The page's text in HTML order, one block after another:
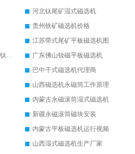
河北钛尾矿湿式磁选机
贵州铁矿磁选机价格
江苏带式尾矿平板磁选机图
山东那家卖平板磁选机选钛矿用
广东佛山钕磁平板磁选机
巴中干式磁选机代理商
山西磁选机永磁筒工作原理
内蒙古永磁滚筒湿式磁选机
新疆永磁滚筒磁块安装
内蒙古平板磁选机运行视频
山西湿式磁选机生产厂家